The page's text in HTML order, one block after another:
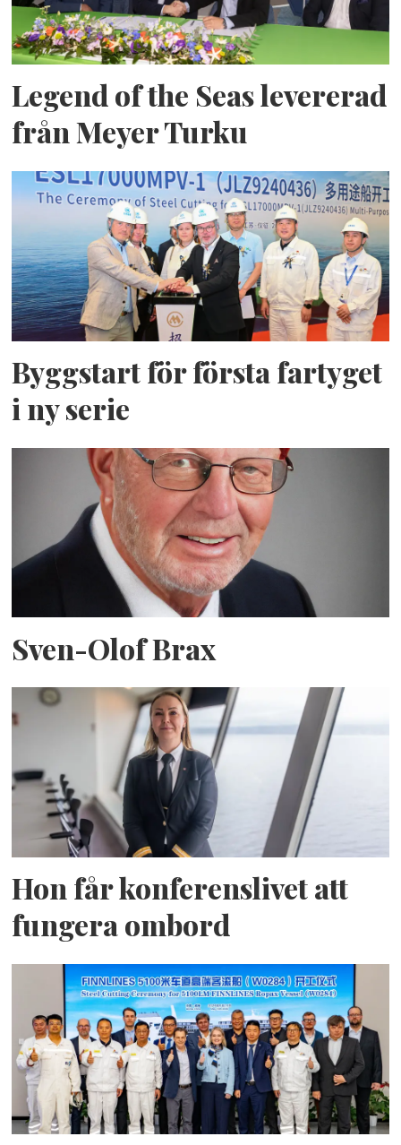
Legend of the Seas levererad
från Meyer Turku
Byggstart för första fartyget
i ny serie
Sven-Olof Brax
Hon får konferenslivet att
fungera ombord